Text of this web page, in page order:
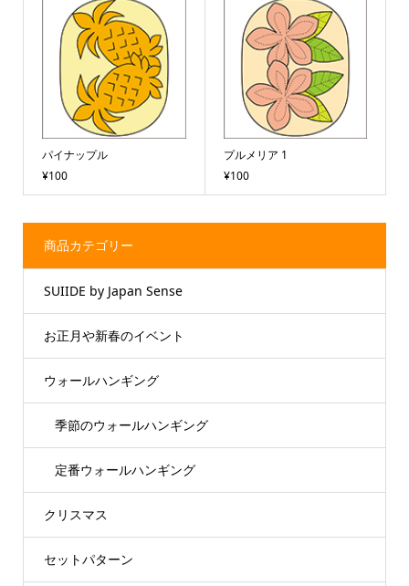
パイナップル
¥100
プルメリア 1
¥100
商品カテゴリー
SUIIDE by Japan Sense
お正月や新春のイベント
ウォールハンギング
季節のウォールハンギング
定番ウォールハンギング
クリスマス
セットパターン